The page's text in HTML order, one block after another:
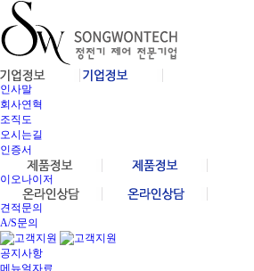
인사말
회사연혁
조직도
오시는길
인증서
이오나이저
견적문의
A/S문의
공지사항